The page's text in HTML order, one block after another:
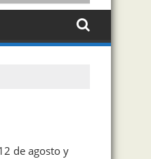
de agosto y